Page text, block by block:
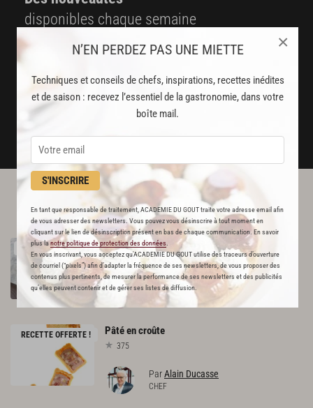
N’EN PERDEZ PAS UNE MIETTE
Techniques et conseils de chefs, inspirations, recettes inédites
et de saison : recevez l’essentiel de la gastronomie, dans votre
boîte mail.
S'INSCRIRE
En tant que responsable de traitement, ACADEMIE DU GOUT traite votre adresse email afin
de vous adresser des newsletters. Vous pouvez vous désinscrire à tout moment en
cliquant sur le lien de désinscription présent en bas de chaque communication. En savoir
plus lanotre politique de protection des données
En vous inscrivant, vous acceptez qu'ACADEMIE DU GOUT utilise des traceurs d’ouverture
de courriel (“pixels”) afin d’adapter la fréquence de ses newsletters, de vous proposer des
contenus plus pertinents, de mesurer la performance de ses newsletters et des publicités
qu’elles peuvent contenir et de gérer ses listes de diffusion.
×
disponibles chaque semaine
Stop pub
un service garanti sans publicité
JE M'ABONNE
DÉJÀ ABONNÉ(E) ? JE ME CONNECTE
L'ACADÉMIE DU GOÛT VOUS
RECOMMANDE
RECETTE OFFERTE ! Sautédeveauauxolives comme enCorse
573
ParAcadémie du Goût
LA RÉDACTION
RECETTE OFFERTE ! Pâtéencroûte
375
ParAlain Ducasse
CHEF